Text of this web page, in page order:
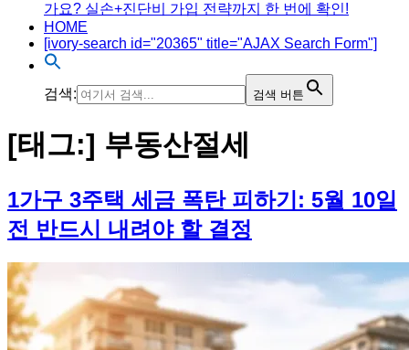
가요? 실손+진단비 가입 전략까지 한 번에 확인!
HOME
[ivory-search id="20365" title="AJAX Search Form"]
검색: 검색 버튼
[태그:] 부동산절세
1가구 3주택 세금 폭탄 피하기: 5월 10일
전 반드시 내려야 할 결정